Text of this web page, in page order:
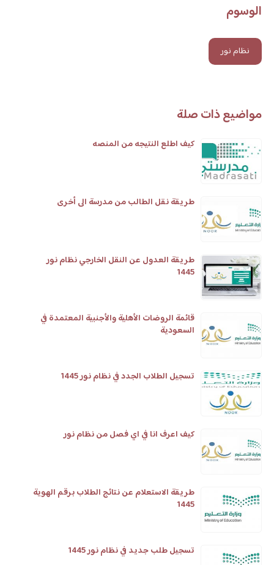
الوسوم
نظام نور
مواضيع ذات صلة
كيف اطلع النتيجه من المنصه
طريقة نقل الطالب من مدرسة الى أخرى
طريقة العدول عن النقل الخارجي نظام نور
1445
قائمة الروضات الأهلية والأجنبية المعتمدة في
السعودية
تسجيل الطلاب الجدد في نظام نور 1445
كيف اعرف انا في اي فصل من نظام نور
طريقة الاستعلام عن نتائج الطلاب برقم الهوية
1445
تسجيل طلب جديد في نظام نور 1445